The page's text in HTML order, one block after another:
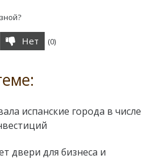
Нет (0)
испанские города в числе
двери для бизнеса и